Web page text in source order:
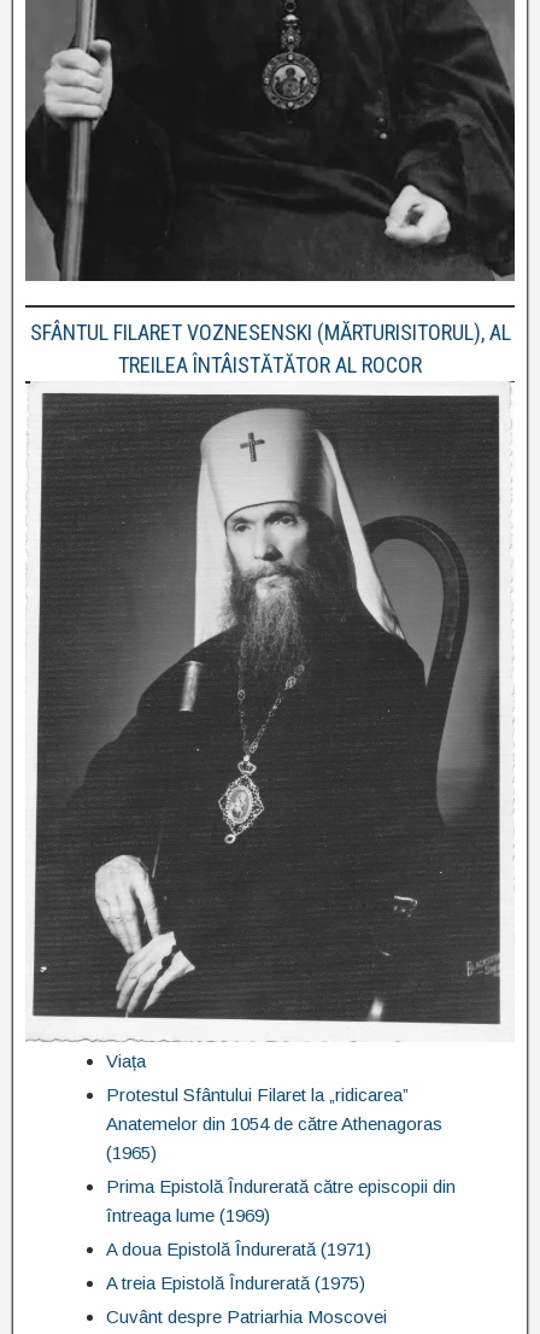
SFÂNTUL FILARET VOZNESENSKI (MĂRTURISITORUL), AL
TREILEA ÎNTÂISTĂTĂTOR AL ROCOR
Viața
Protestul Sfântului Filaret la „ridicarea”
Anatemelor din 1054 de către Athenagoras
(1965)
Prima Epistolă Îndurerată către episcopii din
întreaga lume (1969)
A doua Epistolă Îndurerată (1971)
A treia Epistolă Îndurerată (1975)
Cuvânt despre Patriarhia Moscovei